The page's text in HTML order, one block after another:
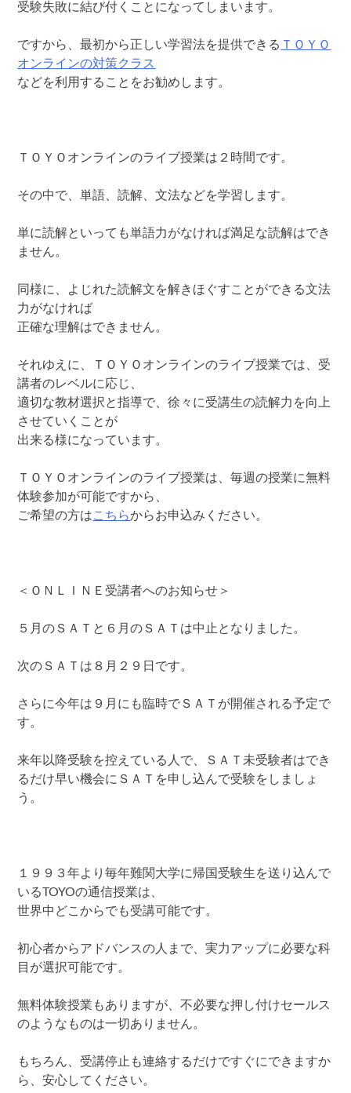
受験失敗に結び付くことになってしまいます。
ですから、最初から正しい学習法を提供できる ＴＯＹＯ
オンラインの対策クラス
などを利用することをお勧めします。
ＴＯＹＯオンラインのライブ授業は２時間です。
その中で、単語、読解、文法などを学習します。
単に読解といっても単語力がなければ満足な読解はでき
ません。
同様に、よじれた読解文を解きほぐすことができる文法
力がなければ
正確な理解はできません。
それゆえに、ＴＯＹＯオンラインのライブ授業では、受
講者のレベルに応じ、
適切な教材選択と指導で、徐々に受講生の読解力を向上
させていくことが
出来る様になっています。
ＴＯＹＯオンラインのライブ授業は、毎週の授業に無料
体験参加が可能ですから、
ご希望の方はこちらからお申込みください。
＜ＯＮＬＩＮＥ受講者へのお知らせ＞
５月のＳＡＴと６月のＳＡＴは中止となりました。
次のＳＡＴは８月２９日です。
さらに今年は９月にも臨時でＳＡＴが開催される予定で
す。
来年以降受験を控えている人で、ＳＡＴ未受験者はでき
るだけ早い機会にＳＡＴを申し込んで受験をしましょ
う。
１９９３年より毎年難関大学に帰国受験生を送り込んで
いるTOYOの通信授業は、
世界中どこからでも受講可能です。
初心者からアドバンスの人まで、実力アップに必要な科
目が選択可能です。
無料体験授業もありますが、不必要な押し付けセールス
のようなものは一切ありません。
もちろん、受講停止も連絡するだけですぐにできますか
ら、安心してください。